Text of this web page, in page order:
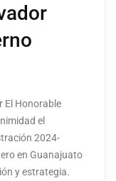
El Honorable
el
2024-
en Guanajuato
y estrategia.